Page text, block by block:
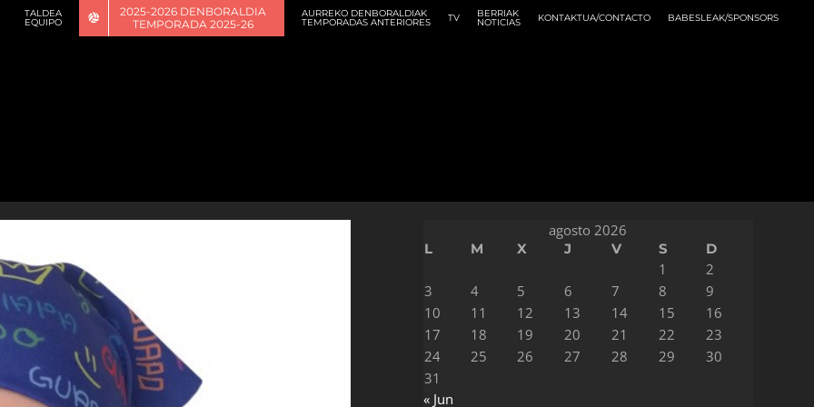
TALDEA
EQUIPO
2025-2026 DENBORALDIA
TEMPORADA 2025-26
AURREKO DENBORALDIAK
TEMPORADAS ANTERIORES TV BERRIAK
NOTICIAS KONTAKTUA/CONTACTO BABESLEAK/SPONSORS
agosto 2026
L M X J V S D
1
2
3
4 5 6 7 8
9
10
11 12 13 14 15
16
17
18 19 20 21 22
23
24
25 26 27 28 29
30
31
« Jun